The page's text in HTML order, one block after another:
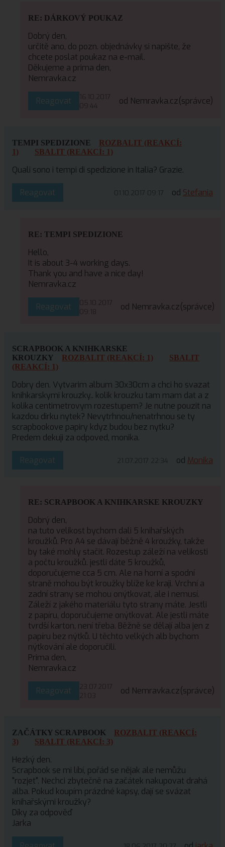
RE: DÁRKOVÝ POUKAZ
Dobrý den,
určitě ano, do pozn. objednávky si napište, že
chcete poslat poukaz na e-mail.
Děkujeme a prima den,
Nemravka.cz
Reagovat
16.10.2017
09:44
od Nemravka.cz(správce)
TEMPI SPEDIZIONE
ROZBALIT (REAKCÍ:
1)
SBALIT (REAKCÍ: 1)
Quali sono i tempi di spedizione in Italia? Grazie.
Reagovat 01.10.2017 09:17 od Stefania
RE: TEMPI SPEDIZIONE
Hello,
It is about 3-4 working days.
Thank you and have a nice day!
Nemravka.cz
Reagovat
05.10.2017
09:18
od Nemravka.cz(správce)
SCRAPBOOK A KNIHKARSKE
KROUZKY
ROZBALIT (REAKCÍ: 1)
SBALIT
(REAKCÍ: 1)
Dobry den. Vytvarim album 30x30cm a chci ho svazat
knihkarskymi krouzky.. kolik krouzku tam mam dat a z
kolika centimetrovym rozestupem? Je nutne pouzit na
kazdou dirku nytek? Nevytrhnou/nenatrhnou se ty
scrapbookove papiry kdyz budou bez nytku?
Predem dekuji za odpoved, monika.
Reagovat 21.07.2017 22:34 od Monika
RE: SCRAPBOOK A KNIHKARSKE KROUZKY
Dobrý den,
na tuto velikost bychom dali 5 knihařských
kroužků. Pro A4 se dávají běžně 4 kroužky, takže
by také mohly stačit. Rozestup záleží na velikosti
a počtu kroužků. jestli dáte 5 kroužků,
doporučujeme cca 5 cm. Ale na horní a spodní
straně mohou být kroužky blíže ke kraji. Vrchní a
zadní strany se mohou onýtkovat, ale i nemusí.
Záleží z jakého materiálu tyto strany máte. Jestli
z papíru, doporučujeme onýtkovat. Ale jestli máte
tvrdší karton, není třeba. Běžně se dělají alba jen z
papíru bez nýtků. U těchto velkých alb bychom
nýtkování ale doporučili.
Prima den,
Nemravka.cz
Reagovat
23.07.2017
21:03
od Nemravka.cz(správce)
ZAČÁTKY SCRAPBOOK
ROZBALIT (REAKCÍ:
3)
SBALIT (REAKCÍ: 3)
Hezký den.
Scrapbook se mi líbí, pořád se nějak ale nemůžu
"rozjet". Nechci zbytečně na začátek nakupovat drahá
alba. Pokud koupím prázdné kapsy, dají se svázat
knihařskými kroužky?
Díky za odpověď
Jarka